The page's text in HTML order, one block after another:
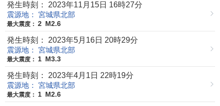
発生時刻： 2023年11月15日 16時27分
震源地： 宮城県北部
最大震度： 2 M2.6
発生時刻： 2023年5月16日 20時29分
震源地： 宮城県北部
最大震度： 1 M3.3
発生時刻： 2023年4月1日 22時19分
震源地： 宮城県北部
最大震度： 1 M2.6